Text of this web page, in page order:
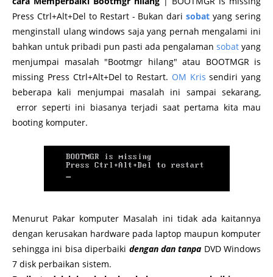
Press Ctrl+Alt+Del to Restart - Bukan darisobat yang sering
menginstall ulang windows saja yang pernah mengalami ini
bahkan untuk pribadi pun pasti ada pengalaman sobat yang
menjumpai masalah "Bootmgr hilang" atau BOOTMGR is
missing Press Ctrl+Alt+Del to Restart. OM Kris sendiri yang
beberapa kali menjumpai masalah ini sampai sekarang,
error seperti ini biasanya terjadi saat pertama kita mau
booting komputer.
Menurut Pakar komputer Masalah ini tidak ada kaitannya
dengan kerusakan hardware pada laptop maupun komputer
sehingga ini bisa diperbaiki dengan dan tanpa DVD Windows
7 disk perbaikan sistem.